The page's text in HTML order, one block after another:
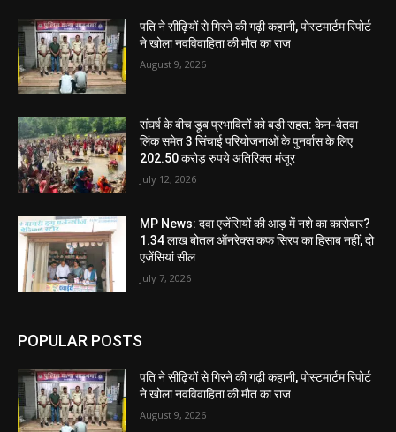
पति ने सीढ़ियों से गिरने की गढ़ी कहानी, पोस्टमार्टम रिपोर्ट
ने खोला नवविवाहिता की मौत का राज
August 9, 2026
संघर्ष के बीच डूब प्रभावितों को बड़ी राहत: केन-बेतवा
लिंक समेत 3 सिंचाई परियोजनाओं के पुनर्वास के लिए
202.50 करोड़ रुपये अतिरिक्त मंजूर
July 12, 2026
MP News: दवा एजेंसियों की आड़ में नशे का कारोबार?
1.34 लाख बोतल ऑनरेक्स कफ सिरप का हिसाब नहीं, दो
एजेंसियां सील
July 7, 2026
POPULAR POSTS
पति ने सीढ़ियों से गिरने की गढ़ी कहानी, पोस्टमार्टम रिपोर्ट
ने खोला नवविवाहिता की मौत का राज
August 9, 2026